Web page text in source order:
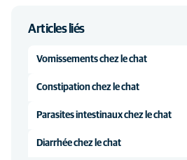
Articles liés
Vomissements chez le chat
Constipation chez le chat
Parasites intestinaux chez le chat
Diarrhée chez le chat